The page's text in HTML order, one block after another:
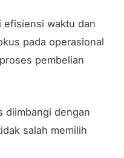
efisiensi waktu dan
pada operasional
pembelian
diimbangi dengan
salah memilih